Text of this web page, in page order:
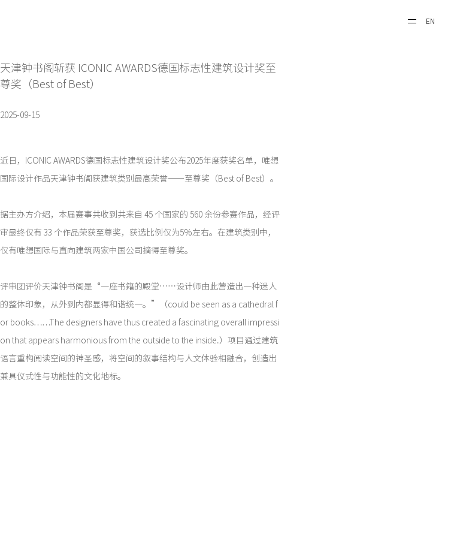
EN
天津钟书阁斩获 ICONIC AWARDS德国标志性建筑设计奖至
尊奖（Best of Best）
2025-09-15
近日，ICONIC AWARDS德国标志性建筑设计奖公布2025年度获奖名单，唯想
国际设计作品天津钟书阁获建筑类别最高荣誉——至尊奖（Best of Best）。
据主办方介绍，本届赛事共收到共来自 45 个国家的 560 余份参赛作品，经评
审最终仅有 33 个作品荣获至尊奖，获选比例仅为5%左右。在建筑类别中，
仅有唯想国际与直向建筑两家中国公司摘得至尊奖。
评审团评价天津钟书阁是“一座书籍的殿堂……设计师由此营造出一种迷人
的整体印象，从外到内都显得和谐统一。”（could be seen as a cathedral f
or books……The designers have thus created a fascinating overall impressi
on that appears harmonious from the outside to the inside.）项目通过建筑
语言重构阅读空间的神圣感，将空间的叙事结构与人文体验相融合，创造出
兼具仪式性与功能性的文化地标。